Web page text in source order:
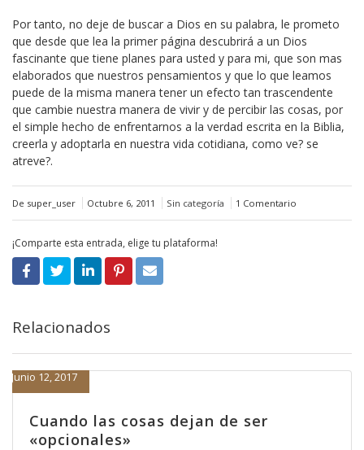
Por tanto, no deje de buscar a Dios en su palabra, le prometo
que desde que lea la primer página descubrirá a un Dios
fascinante que tiene planes para usted y para mi, que son mas
elaborados que nuestros pensamientos y que lo que leamos
puede de la misma manera tener un efecto tan trascendente
que cambie nuestra manera de vivir y de percibir las cosas, por
el simple hecho de enfrentarnos a la verdad escrita en la Biblia,
creerla y adoptarla en nuestra vida cotidiana, como ve? se
atreve?.
De super_user Octubre 6, 2011 Sin categoría 1 Comentario
¡Comparte esta entrada, elige tu plataforma!
Relacionados
Cuando las cosas dejan de ser
«opcionales»
Junio 12, 2017